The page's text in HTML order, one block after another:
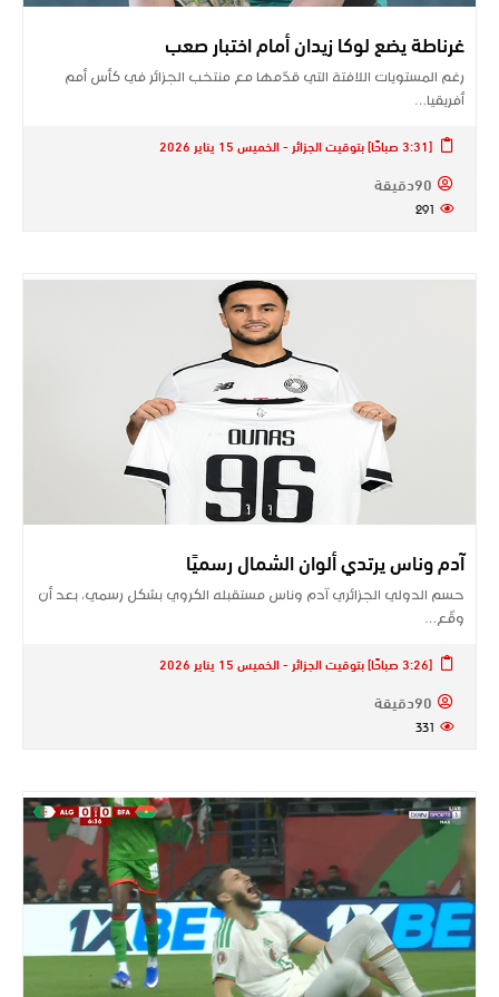
غرناطة يضع لوكا زيدان أمام اختبار صعب
رغم المستويات اللافتة التي قدّمها مع منتخب الجزائر في كأس أمم
أفريقيا…
[3:31 صباحًا] بتوقيت الجزائر - الخميس 15 يناير 2026
90دقيقة
291
آدم وناس يرتدي ألوان الشمال رسميًا
حسم الدولي الجزائري آدم وناس مستقبله الكروي بشكل رسمي، بعد أن
وقّع…
[3:26 صباحًا] بتوقيت الجزائر - الخميس 15 يناير 2026
90دقيقة
331